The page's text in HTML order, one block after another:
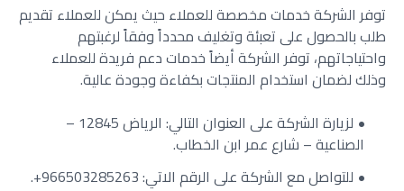
توفر الشركة خدمات مخصصة للعملاء حيث يمكن للعملاء تقديم
طلب بالحصول على تعبئة وتغليف محدداً وفقاً لرغبتهم
واحتياجاتهم، توفر الشركة أيضاً خدمات دعم فريدة للعملاء
وذلك لضمان استخدام المنتجات بكفاءة وجودة عالية.
لزيارة الشركة على العنوان التالي:
الرياض 12845 –
الصناعية – شارع عمر ابن الخطاب.
للتواصل مع الشركة على الرقم الاتي:966503285263+.